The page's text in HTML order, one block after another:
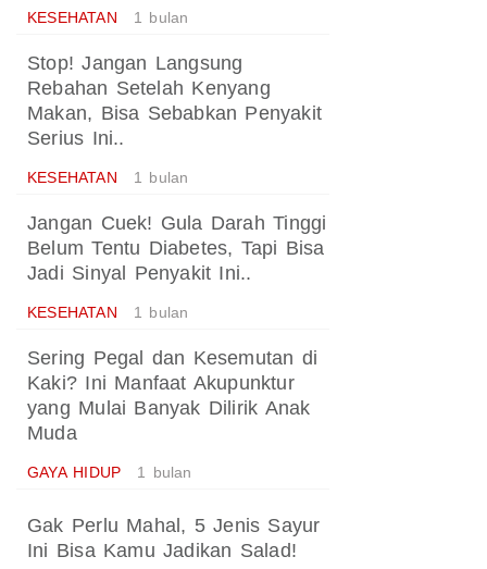
KESEHATAN 1 bulan
Stop! Jangan Langsung
Rebahan Setelah Kenyang
Makan, Bisa Sebabkan Penyakit
Serius Ini..
KESEHATAN 1 bulan
Jangan Cuek! Gula Darah Tinggi
Belum Tentu Diabetes, Tapi Bisa
Jadi Sinyal Penyakit Ini..
KESEHATAN 1 bulan
Sering Pegal dan Kesemutan di
Kaki? Ini Manfaat Akupunktur
yang Mulai Banyak Dilirik Anak
Muda
GAYA HIDUP 1 bulan
Gak Perlu Mahal, 5 Jenis Sayur
Ini Bisa Kamu Jadikan Salad!